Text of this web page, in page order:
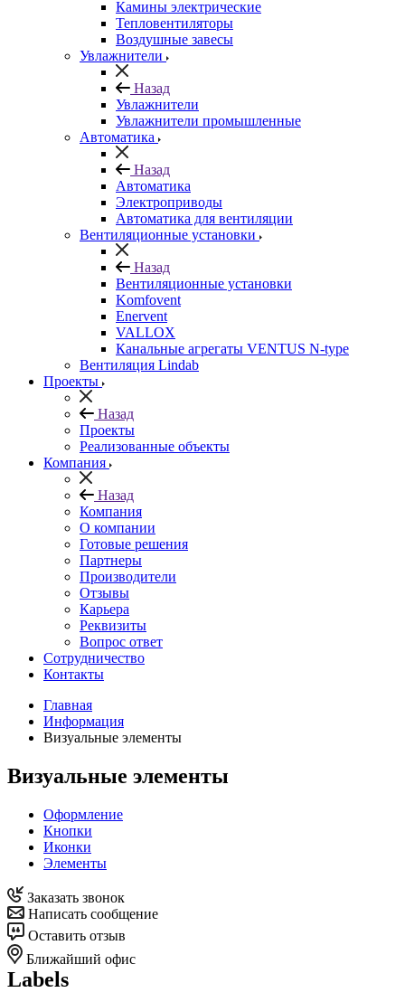
Камины электрические
Тепловентиляторы
Воздушные завесы
Увлажнители
Назад
Увлажнители
Увлажнители промышленные
Автоматика
Назад
Автоматика
Электроприводы
Автоматика для вентиляции
Вентиляционные установки
Назад
Вентиляционные установки
Komfovent
Enervent
VALLOX
Канальные агрегаты VENTUS N-type
Вентиляция Lindab
Проекты
Назад
Проекты
Реализованные объекты
Компания
Назад
Компания
О компании
Готовые решения
Партнеры
Производители
Отзывы
Карьера
Реквизиты
Вопрос ответ
Сотрудничество
Контакты
Главная
Информация
Визуальные элементы
Визуальные элементы
Оформление
Кнопки
Иконки
Элементы
Заказать звонок
Написать сообщение
Оставить отзыв
Ближайший офис
Labels